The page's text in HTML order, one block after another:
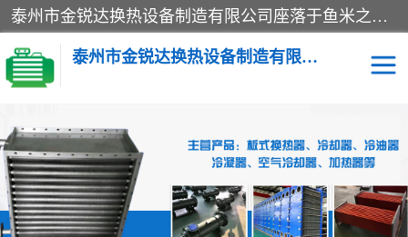
泰州市金锐达换热设备制造有限公司座落于鱼米之乡、祥泰之州一江苏泰州。是一家多年从事换热设备研究、设计、制造、销售、服务于一体的生产企业。
泰州市金锐达换热设备制造有限公司
冷却器 换热器
散热器 预热器